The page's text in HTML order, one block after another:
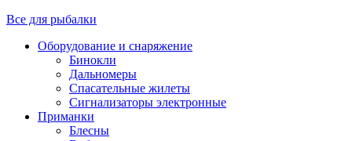
Все для рыбалки
Оборудование и снаряжение
Бинокли
Дальномеры
Спасательные жилеты
Сигнализаторы электронные
Приманки
Блесны